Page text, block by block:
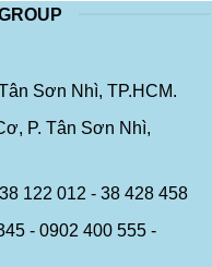
Sơn Nhì, TP.HCM.
P. Tân Sơn Nhì,
122 012 - 38 428 458
- 0902 400 555 -